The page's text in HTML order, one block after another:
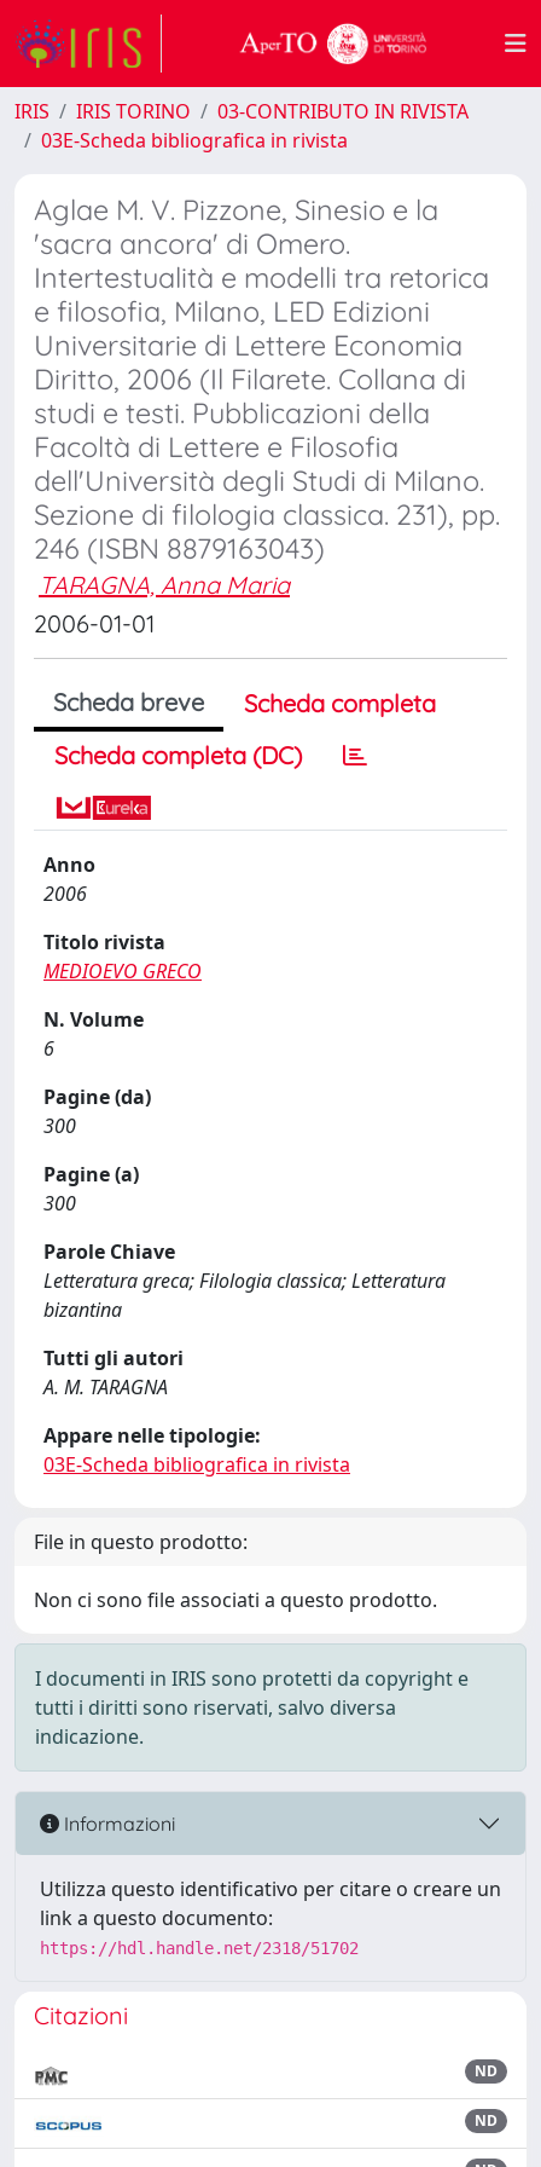
IRIS IRIS TORINO
03-CONTRIBUTO IN RIVISTA
03E-Scheda bibliografica in rivista
Aglae M. V. Pizzone, Sinesio e la
'sacra ancora' di Omero.
Intertestualità e modelli tra retorica
e filosofia, Milano, LED Edizioni
Universitarie di Lettere Economia
Diritto, 2006 (Il Filarete. Collana di
studi e testi. Pubblicazioni della
Facoltà di Lettere e Filosofia
dell'Università degli Studi di Milano.
Sezione di filologia classica. 231), pp.
246 (ISBN 8879163043)
TARAGNA, Anna Maria
2006-01-01
Scheda breve
Scheda completa
Scheda completa (DC)
Anno
2006
Titolo rivista
MEDIOEVO GRECO
N. Volume
6
Pagine (da)
300
Pagine (a)
300
Parole Chiave
Letteratura greca; Filologia classica; Letteratura
bizantina
Tutti gli autori
A. M. TARAGNA
Appare nelle tipologie:
03E-Scheda bibliografica in rivista
File in questo prodotto:
Non ci sono file associati a questo prodotto.
I documenti in IRIS sono protetti da copyright e
tutti i diritti sono riservati, salvo diversa
indicazione.
Informazioni
Utilizza questo identificativo per citare o creare un
link a questo documento:
https://hdl.handle.net/2318/51702
Citazioni
ND
ND